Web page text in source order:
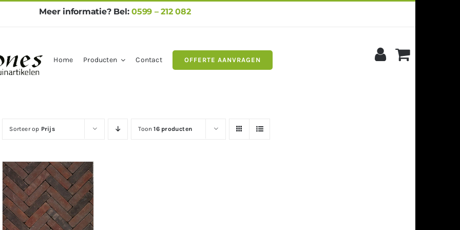
Meer informatie? Bel:0599 – 212 082
Home Producten Contact OFFERTE AANVRAGEN
Sorteer op Prijs Toon16 producten